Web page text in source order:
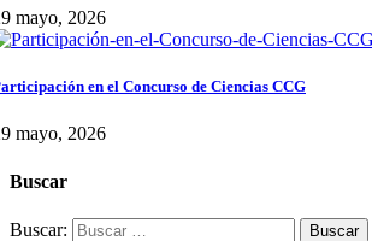
mayo, 2026
en el Concurso de Ciencias CCG
mayo, 2026
Buscar
Buscar: